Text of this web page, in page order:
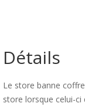
Détails
Le store banne
store lorsque celui-ci